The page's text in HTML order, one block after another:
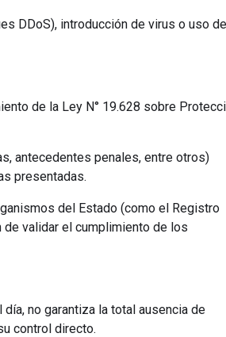
DDoS), introducción de virus o uso de
de la Ley N° 19.628 sobre
antecedentes penales, entre otros)
presentadas.
del Estado (como el Registro
validar el cumplimiento de los
no garantiza la total ausencia de
control directo.